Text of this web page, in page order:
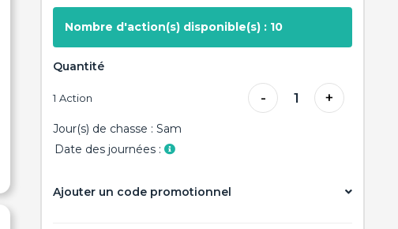
Nombre d'action(s) disponible(s) : 10
Quantité
1 Action - 1 +
Jour(s) de chasse : Sam
Date des journées :
Ajouter un code promotionnel